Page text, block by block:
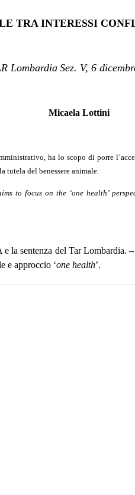
TRA INTERESSI
Lombardia Sez. V, 6
Micaela Lottini
ha lo scopo di porre
del benessere animale.
to focus on the ‘one health’
la sentenza del Tar Lombardia.
e approccio ‘one health’.